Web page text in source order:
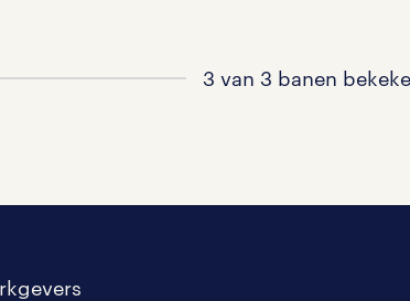
3 van 3 banen